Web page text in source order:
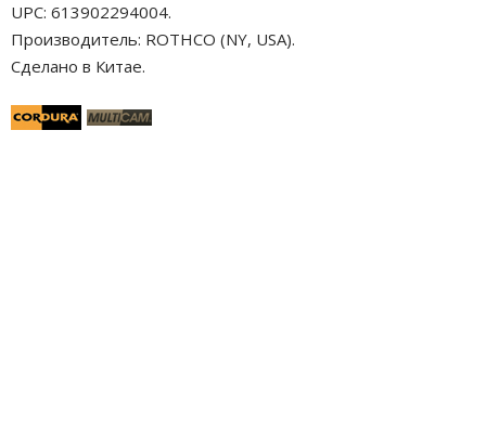
UPC: 613902294004.
Производитель: ROTHCO (NY, USA).
Сделано в Китае.